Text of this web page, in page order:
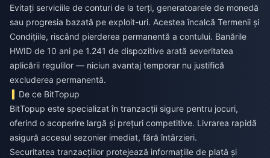
Evitați serviciile de conturi de la terți, generatoarele de monedă
sau progresia bazată pe exploit-uri. Acestea încalcă Termenii și
Condițiile, riscând pierderea permanentă a contului. Banările
HWID de 10 ani pe 1.241 de dispozitive arată severitatea
aplicării regulilor — niciun avantaj temporar nu justifică
excluderea permanentă.
De ce BitTopup
BitTopup este specializat în tranzacții sigure pentru jocuri,
oferind o acoperire largă și prețuri competitive. Livrarea rapidă
asigură accesul sezonier imediat, fără întârzieri.
Securitatea tranzacțiilor protejează informațiile de plată și